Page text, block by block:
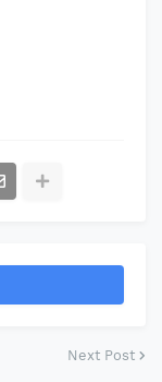
Next Post